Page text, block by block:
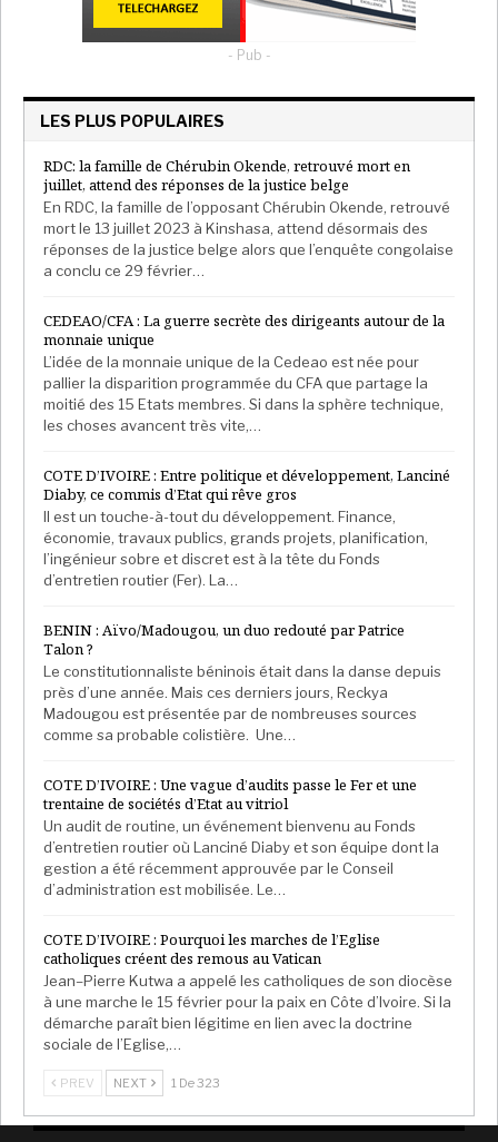
- Pub -
LES PLUS POPULAIRES
RDC: la famille de Chérubin Okende, retrouvé mort en
juillet, attend des réponses de la justice belge
En RDC, la famille de l’opposant Chérubin Okende, retrouvé
mort le 13 juillet 2023 à Kinshasa, attend désormais des
réponses de la justice belge alors que l’enquête congolaise
a conclu ce 29 février…
CEDEAO/CFA : La guerre secrète des dirigeants autour de la
monnaie unique
L’idée de la monnaie unique de la Cedeao est née pour
pallier la disparition programmée du CFA que partage la
moitié des 15 Etats membres. Si dans la sphère technique,
les choses avancent très vite,…
COTE D’IVOIRE : Entre politique et développement, Lanciné
Diaby, ce commis d’Etat qui rêve gros
Il est un touche-à-tout du développement. Finance,
économie, travaux publics, grands projets, planification,
l’ingénieur sobre et discret est à la tête du Fonds
d’entretien routier (Fer). La…
BENIN : Aïvo/Madougou, un duo redouté par Patrice
Talon ?
Le constitutionnaliste béninois était dans la danse depuis
près d’une année. Mais ces derniers jours, Reckya
Madougou est présentée par de nombreuses sources
comme sa probable colistière. Une…
COTE D’IVOIRE : Une vague d’audits passe le Fer et une
trentaine de sociétés d’Etat au vitriol
Un audit de routine, un événement bienvenu au Fonds
d’entretien routier où Lanciné Diaby et son équipe dont la
gestion a été récemment approuvée par le Conseil
d’administration est mobilisée. Le…
COTE D’IVOIRE : Pourquoi les marches de l’Eglise
catholiques créent des remous au Vatican
Jean–Pierre Kutwa a appelé les catholiques de son diocèse
à une marche le 15 février pour la paix en Côte d’Ivoire. Si la
démarche paraît bien légitime en lien avec la doctrine
sociale de l’Eglise,…
PREV NEXT 1 De 323